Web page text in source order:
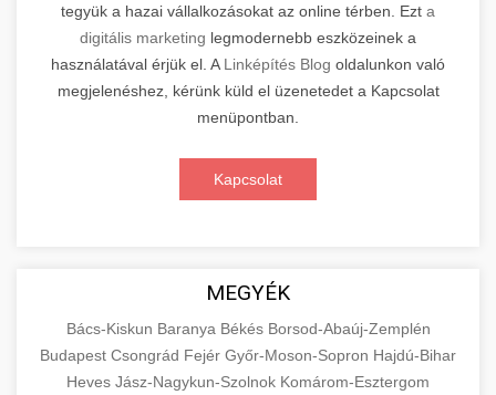
tegyük a hazai vállalkozásokat az online térben. Ezt a
digitális marketing legmodernebb eszközeinek a
használatával érjük el. A Linképítés Blog oldalunkon való
megjelenéshez, kérünk küld el üzenetedet a Kapcsolat
menüpontban.
Kapcsolat
MEGYÉK
Bács-Kiskun Baranya Békés Borsod-Abaúj-Zemplén
Budapest Csongrád Fejér Győr-Moson-Sopron Hajdú-Bihar
Heves Jász-Nagykun-Szolnok Komárom-Esztergom